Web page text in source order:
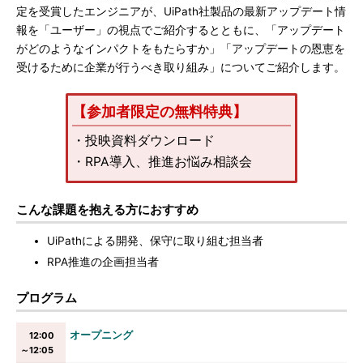
定を受賞したエンジニアが、UiPath社製品の最新アップデート情
報を「ユーザー」の視点でご紹介するとともに、「アップデート
がどのようなインパクトをもたらすか」「アップデートの恩恵を
受けるために企業が行うべき取り組み」についてご紹介します。
【参加者限定の無料特典】
・投映資料ダウンロード
・RPA導入、推進お悩み相談会
こんな課題を抱える方におすすめ
UiPathによる開発、保守に取り組む担当者
RPA推進の企画担当者
プログラム
12:00
～12:05
オープニング